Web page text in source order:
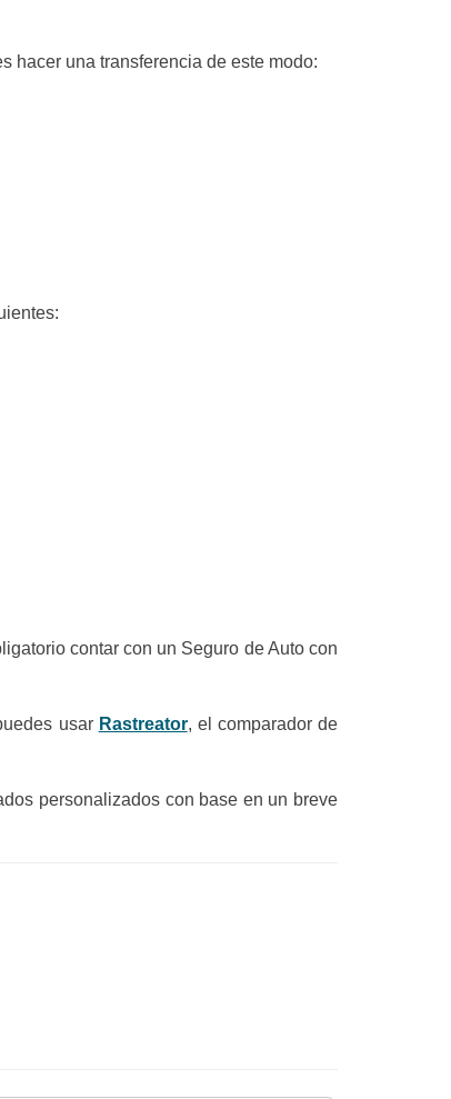
hacer una transferencia de este modo:
contar con un Seguro de Auto con
usar Rastreator, el comparador de
personalizados con base en un breve